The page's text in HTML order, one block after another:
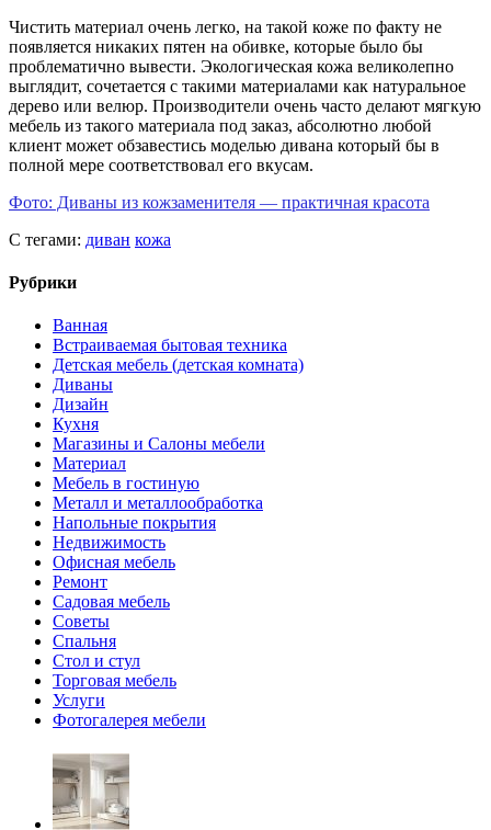
Чистить материал очень легко, на такой коже по факту не
появляется никаких пятен на обивке, которые было бы
проблематично вывести. Экологическая кожа великолепно
выглядит, сочетается с такими материалами как натуральное
дерево или велюр. Производители очень часто делают мягкую
мебель из такого материала под заказ, абсолютно любой
клиент может обзавестись моделью дивана который бы в
полной мере соответствовал его вкусам.
Фото: Диваны из кожзаменителя — практичная красота
С тегами: диван кожа
Рубрики
Ванная
Встраиваемая бытовая техника
Детская мебель (детская комната)
Диваны
Дизайн
Кухня
Магазины и Салоны мебели
Материал
Мебель в гостиную
Металл и металлообработка
Напольные покрытия
Недвижимость
Офисная мебель
Ремонт
Садовая мебель
Советы
Спальня
Стол и стул
Торговая мебель
Услуги
Фотогалерея мебели